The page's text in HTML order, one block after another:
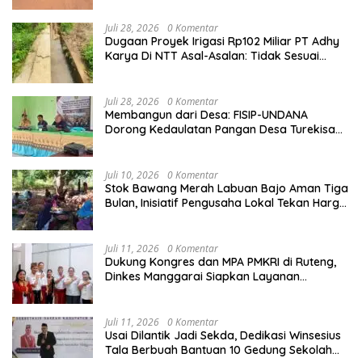
Juli 28, 2026 0 Komentar
Dugaan Proyek Irigasi Rp102 Miliar PT Adhy
Karya Di NTT Asal-Asalan: Tidak Sesuai
Juli 28, 2026 0 Komentar
Membangun dari Desa: FISIP-UNDANA
Dorong Kedaulatan Pangan Desa Turekisa
Juli 10, 2026 0 Komentar
Stok Bawang Merah Labuan Bajo Aman Tiga
Bulan, Inisiatif Pengusaha Lokal Tekan Harga
Juli 11, 2026 0 Komentar
Dukung Kongres dan MPA PMKRI di Ruteng,
Dinkes Manggarai Siapkan Layanan
Juli 11, 2026 0 Komentar
Usai Dilantik Jadi Sekda, Dedikasi Winsesius
Tala Berbuah Bantuan 10 Gedung Sekolah